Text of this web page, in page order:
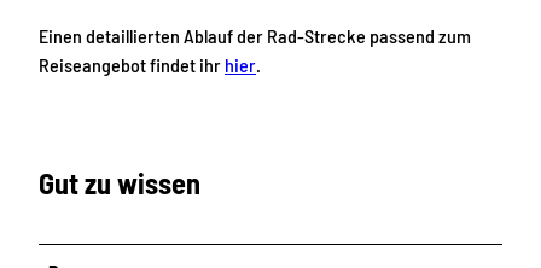
ö
s
d
r
Einen detaillierten Ablauf der Rad-Strecke passend zum
Reiseangebot findet ihr hier.
Gut zu wissen